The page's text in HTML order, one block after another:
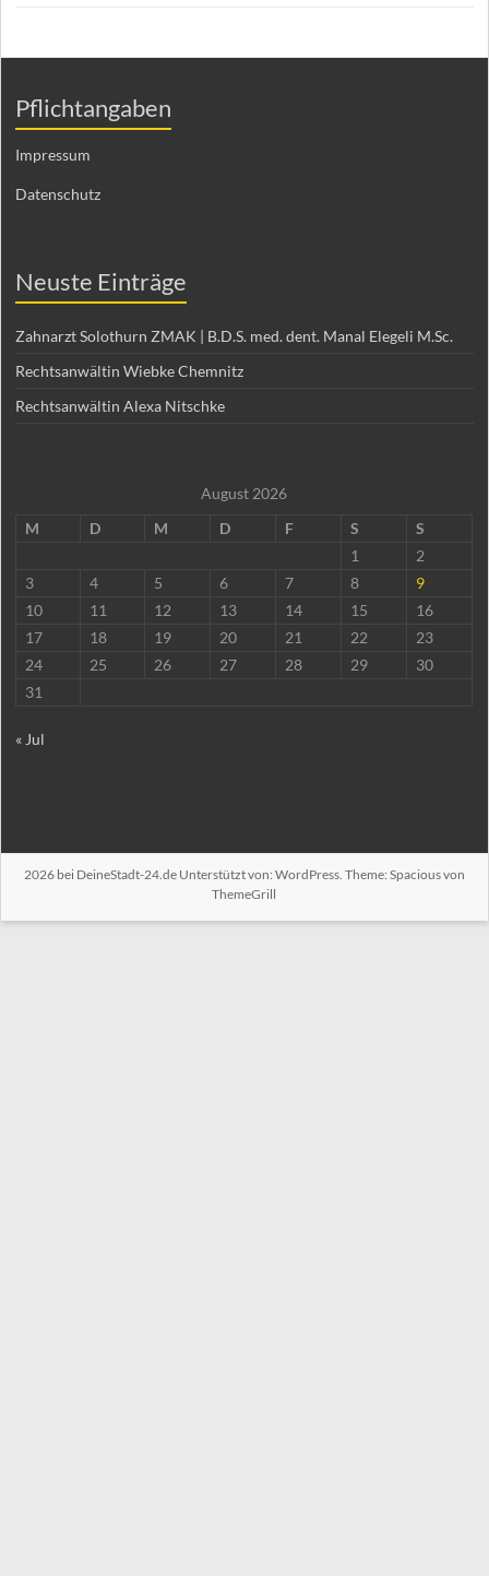
Pflichtangaben
Impressum
Datenschutz
Neuste Einträge
Zahnarzt Solothurn ZMAK | B.D.S. med. dent. Manal Elegeli M.Sc.
Rechtsanwältin Wiebke Chemnitz
Rechtsanwältin Alexa Nitschke
August 2026
M
D M D F S
S
1
2
3
4 5 6 7 8
9
10
11 12 13 14 15
16
17
18 19 20 21 22
23
24
25 26 27 28 29
30
31
« Jul
2026 bei DeineStadt-24.deUnterstützt von: WordPress. Theme: Spacious von
ThemeGrill